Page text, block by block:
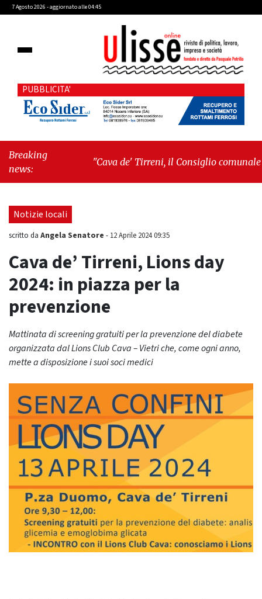
7 Agosto 2026 - aggiornato alle 04:45
PUBBLICITA'
Breaking
news:
"Cava de' Tirreni, il Consiglio comunale
Mare, giornata storica: la ceramica ammessa
Notizie locali
scritto da Angela Senatore - 12 Aprile 2024 09:35
Cava de’ Tirreni, Lions day
2024: in piazza per la
prevenzione
Mattinata di screening gratuiti per la prevenzione del diabete
organizzata dal Lions Club Cava – Vietri che, come ogni anno,
mette a disposizione i suoi soci medici